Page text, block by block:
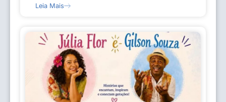
Leia Mais